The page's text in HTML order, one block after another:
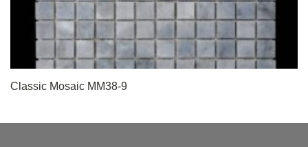
Classic Mosaic MM38-9